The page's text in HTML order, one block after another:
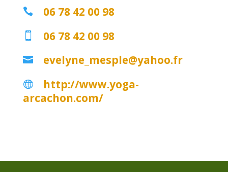
 06 78 42 00 98
 06 78 42 00 98
 evelyne_mesple@yahoo.fr

http://www.yoga-
arcachon.com/